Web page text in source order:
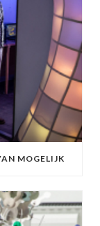
MOGELIJK